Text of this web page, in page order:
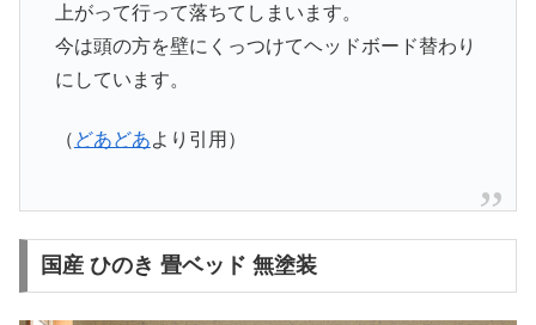
上がって行って落ちてしまいます。
今は頭の方を壁にくっつけてヘッドボード替わり
にしています。
（ どあどあより引用）
国産 ひのき 畳ベッド 無塗装